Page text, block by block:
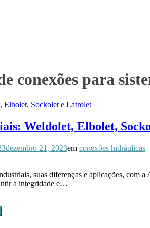
conexões para
Weldolet, Elbolet,
dezembro 21, 2023em conexões hidráulicas
suas diferenças e aplicações, com
a integridade e…